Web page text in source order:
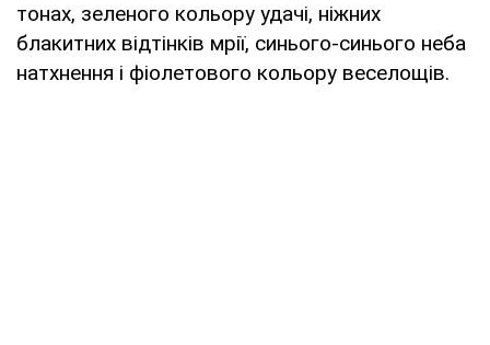
тонах, зеленого кольору удачі, ніжних
блакитних відтінків мрії, синього-синього неба
натхнення і фіолетового кольору веселощів.